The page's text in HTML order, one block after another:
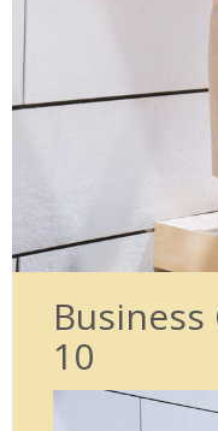
Business
10